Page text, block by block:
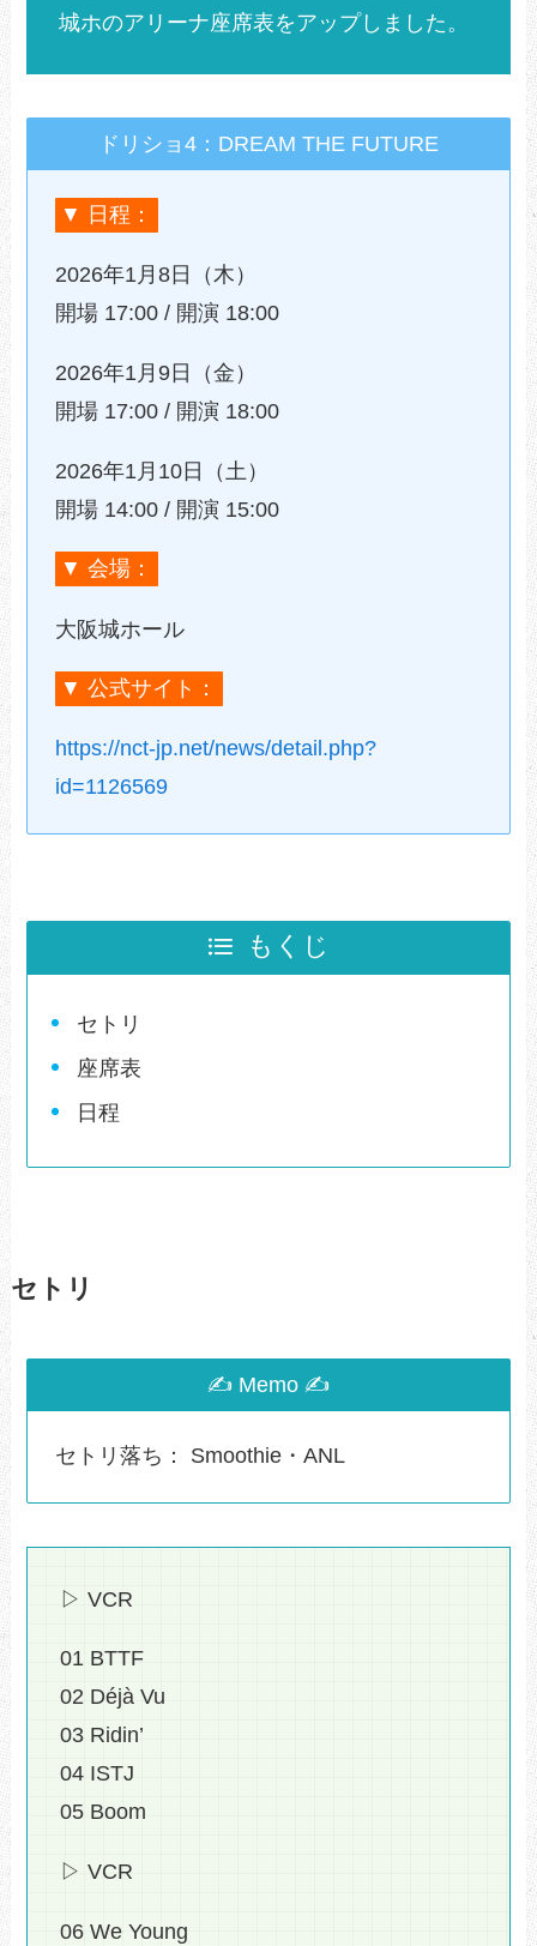
城ホのアリーナ座席表をアップしました。
ドリショ4：DREAM THE FUTURE
▼ 日程：
2026年1月8日（木）
開場 17:00 / 開演 18:00
2026年1月9日（金）
開場 17:00 / 開演 18:00
2026年1月10日（土）
開場 14:00 / 開演 15:00
▼ 会場：
大阪城ホール
▼ 公式サイト：
https://nct-jp.net/news/detail.php?
id=1126569
もくじ
セトリ
座席表
日程
セトリ
✍ Memo ✍
セトリ落ち： Smoothie・ANL
▷ VCR
01 BTTF
02 Déjà Vu
03 Ridin’
04 ISTJ
05 Boom
▷ VCR
06 We Young